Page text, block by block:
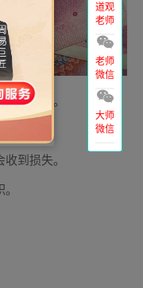
到损失。
到损失。
道观
老师
老师
微信
大师
微信